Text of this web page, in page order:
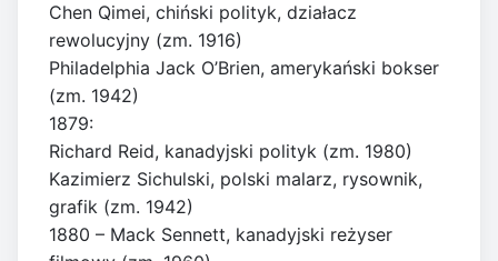
Chen Qimei, chiński polityk, działacz
rewolucyjny (zm. 1916)
Philadelphia Jack O’Brien, amerykański bokser
(zm. 1942)
1879:
Richard Reid, kanadyjski polityk (zm. 1980)
Kazimierz Sichulski, polski malarz, rysownik,
grafik (zm. 1942)
1880 – Mack Sennett, kanadyjski reżyser